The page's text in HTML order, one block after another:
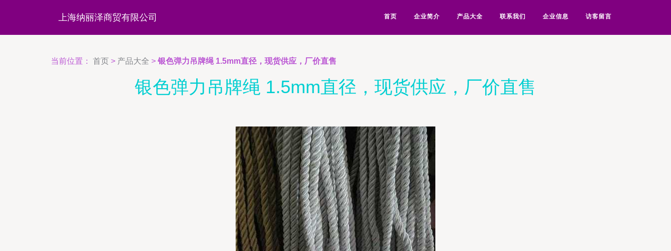
上海纳丽泽商贸有限公司 首页 企业简介 产品大全 联系我们 企业信息 访客留言
当前位置： 首页 > 产品大全 > 银色弹力吊牌绳 1.5mm直径，现货供应，厂价直售
银色弹力吊牌绳 1.5mm直径，现货供应，厂价直售